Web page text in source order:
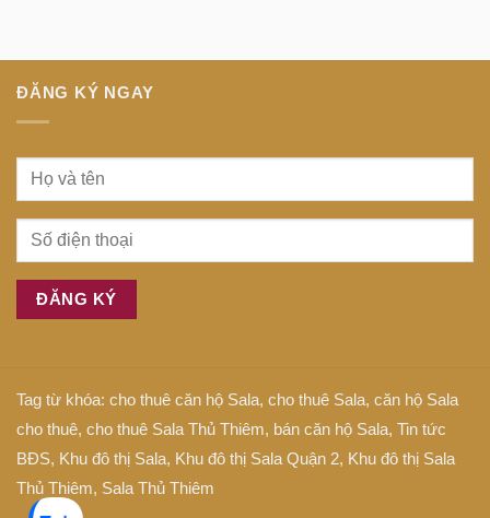
là
ĐĂNG KÝ NGAY
Tag từ khóa: cho thuê căn hộ Sala, cho thuê Sala, căn hộ Sala
cho thuê, cho thuê Sala Thủ Thiêm, bán căn hộ Sala, Tin tức
BĐS, Khu đô thị Sala, Khu đô thị Sala Quận 2, Khu đô thị Sala
Thủ Thiêm, Sala Thủ Thiêm